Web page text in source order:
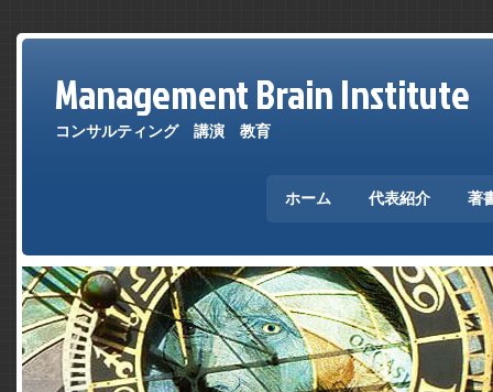
Management Brain Institute
コンサルティング 講演 教育
ホーム 代表紹介 著